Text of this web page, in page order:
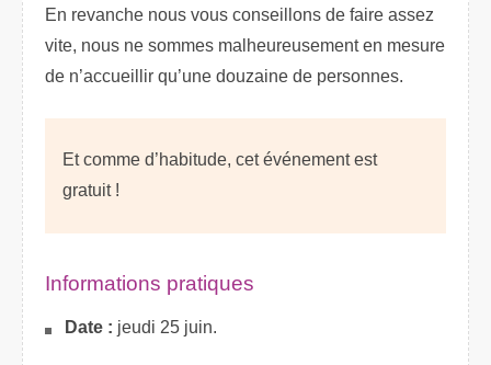
En revanche nous vous conseillons de faire assez
vite, nous ne sommes malheureusement en mesure
de n’accueillir qu’une douzaine de personnes.
Et comme d’habitude, cet événement est
gratuit !
Informations pratiques
Date : jeudi 25 juin.